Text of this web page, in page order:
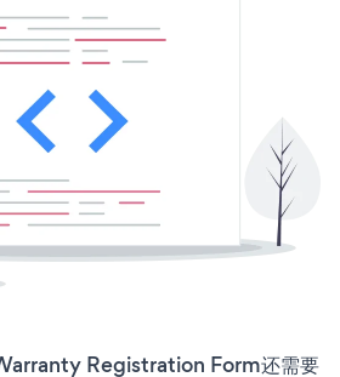
Registration Form还需要